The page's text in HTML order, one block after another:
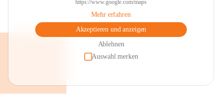
https://www.google.com/maps
Mehr erfahren
Akzeptieren und anzeigen
Ablehnen
Auswahl merken